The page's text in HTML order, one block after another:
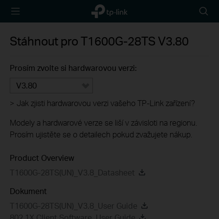
TP-Link,
Reliably
icon
Stáhnout proT1600G-28TS V3.80
Prosím zvolte si hardwarovou verzi:
V3.80
> Jak zjisti hardwarovou verzi vašeho TP-Link zařízení?
Modely a hardwarové verze se liší v závisloti na regionu.
Prosím ujistěte se o detailech pokud zvažujete nákup.
Product Overview
T1600G-28TS(UN)_V3.8_Datasheet
Dokument
T1600G-28TS(UN)_V3.8_User Guide